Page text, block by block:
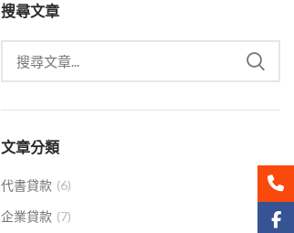
搜尋文章
文章分類
代書貸款 (6)
企業貸款 (7)
聯絡